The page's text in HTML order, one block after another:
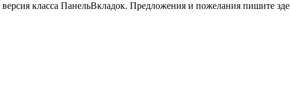
класса ПанельВкладок. Предложения и пожелания пишите